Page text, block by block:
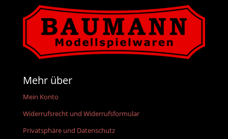
Mehr über
Mein Konto
Widerrufsrecht und Widerrufsformular
Privatsphäre und Datenschutz